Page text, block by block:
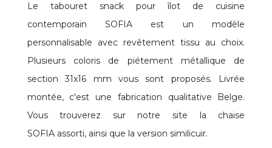
Le tabouret snack pour îlot de cuisine
contemporain SOFIA est un modèle
personnalisable avec revêtement tissu au choix.
Plusieurs coloris de piétement métallique de
section 31x16 mm vous sont proposés. Livrée
montée, c'est une fabrication qualitative Belge.
Vous trouverez sur notre site la chaise
SOFIA assorti, ainsi que la version similicuir.